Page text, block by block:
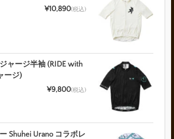
¥10,890(税込)
ャージ半袖 (RIDE with
ージ)
¥9,800(税込)
Shuhei Urano コラボレ